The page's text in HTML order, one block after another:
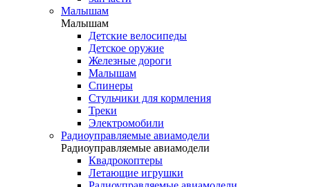
Малышам
Малышам
Детские велосипеды
Детское оружие
Железные дороги
Малышам
Спинеры
Стульчики для кормления
Треки
Электромобили
Радиоуправляемые авиамодели
Радиоуправляемые авиамодели
Квадрокоптеры
Летающие игрушки